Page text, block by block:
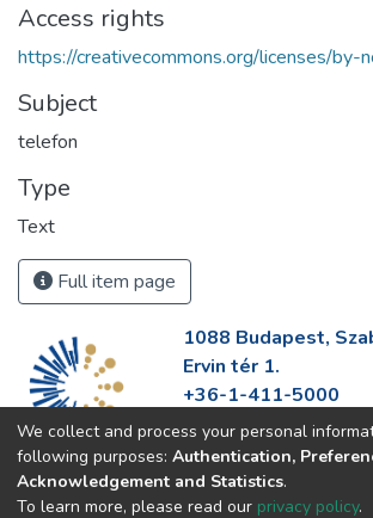
Access rights
https://creativecommons.org/licenses/by-
Subject
telefon
Type
Text
Full item page
1088 Budapest,
Ervin tér 1.
+36-1-411-5000
info@fszek.hu
https://fszek.hu
We collect and process your personal
following purposes: Authentication,
Acknowledgement and Statistics.
To learn more, please read our privacy policy.